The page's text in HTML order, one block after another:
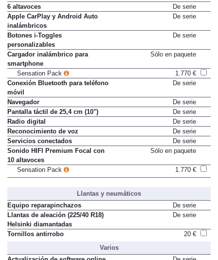
traseros
6 altavoces
De serie
Apple CarPlay y Android Auto
inalámbricos
Botones i-Toggles
personalizables
Cargador inalámbrico para
smartphone
Sensation Pack
1.770 €
Conexión Bluetooth para teléfono
móvil
Navegador
De serie
Pantalla táctil de 25,4 cm (10")
De serie
Radio digital
De serie
Reconocimiento de voz
De serie
Servicios conectados
De serie
Sonido HIFI Premium Focal con
10 altavoces
Sensation Pack 1.770 €
Llantas y neumáticos
Equipo reparapinchazos
De serie
Llantas de aleación (225/40 R18)
Helsinki diamantadas
Varios